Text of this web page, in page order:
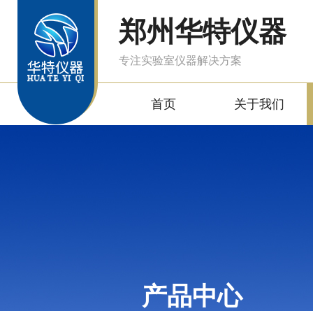
郑州华特仪器
专注实验室仪器解决方案
首页 关于我们
产品中心